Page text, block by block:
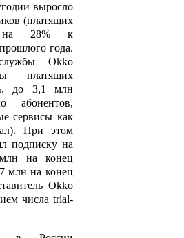
выросло
(платящих
на 28% к
года.
службы Okko
платящих
до 3,1 млн
абонентов,
сервисы как
При этом
подписку на
на конец
млн на конец
Okko
числа trial-